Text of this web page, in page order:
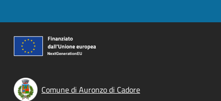
Comune di Auronzo di Cadore